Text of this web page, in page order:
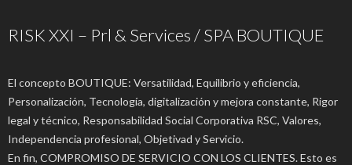
RISK XXI – Prl & Services / SPA BOUTIQUE
El concepto BOUTIQUE: Versatilidad, Equilibrio y eficiencia,
Personalización, Tecnología, digitalización y mejora constante, Rigor
legal y técnico, Responsabilidad Social Corporativa RSC, Valores,
Independencia profesional, Objetivad y Servicio.
En fin, COMPROMISO DE SERVICIO CON LOS CLIENTES. Esto es